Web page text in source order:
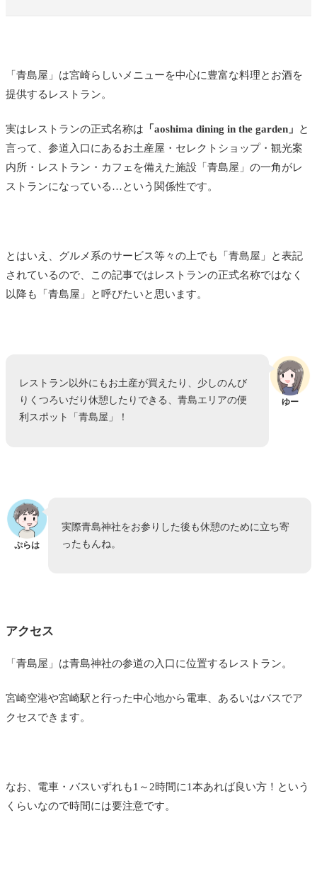
「青島屋」は宮崎らしいメニューを中心に豊富な料理とお酒を
提供するレストラン。
実はレストランの正式名称は 「aoshima dining in the garden」
と
言って、参道入口にあるお土産屋・セレクトショップ・観光案
内所・レストラン・カフェを備えた施設「青島屋」の一角がレ
ストランになっている…という関係性です。
とはいえ、グルメ系のサービス等々の上でも「青島屋」と表記
されているので、この記事ではレストランの正式名称ではなく
以降も「青島屋」と呼びたいと思います。
ゆー
レストラン以外にもお土産が買えたり、少しのんび
りくつろいだり休憩したりできる、青島エリアの便
利スポット「青島屋」！
ぷらは
実際青島神社をお参りした後も休憩のために立ち寄
ったもんね。
アクセス
「青島屋」は青島神社の参道の入口に位置するレストラン。
宮崎空港や宮崎駅と行った中心地から電車、あるいはバスでア
クセスできます。
なお、電車・バスいずれも1～2時間に1本あれば良い方！という
くらいなので時間には要注意です。